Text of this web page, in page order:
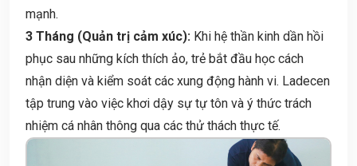
mạnh.
3 Tháng (Quản trị cảm xúc): Khi hệ thần kinh dần hồi
phục sau những kích thích ảo, trẻ bắt đầu học cách
nhận diện và kiểm soát các xung động hành vi. Ladecen
tập trung vào việc khơi dậy sự tự tôn và ý thức trách
nhiệm cá nhân thông qua các thử thách thực tế.